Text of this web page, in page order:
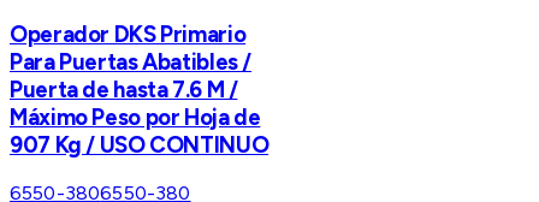
Operador DKS Primario
Para Puertas Abatibles /
Puerta de hasta 7.6 M /
Máximo Peso por Hoja de
907 Kg / USO CONTINUO
6550-3806550-380